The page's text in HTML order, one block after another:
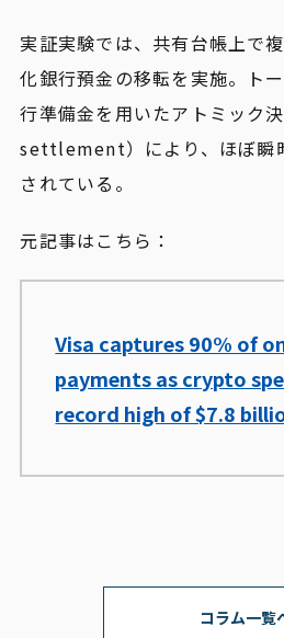
実証実験では、共有台帳上で
化銀行預金の移転を実施。ト
行準備金を用いたアトミック
settlement）により、ほぼ瞬
されている。
元記事はこちら：
Visa captures 90% of
payments as crypto
record high of $7.8
コラム一覧